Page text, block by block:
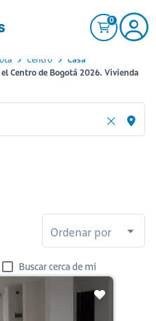
0
Centro
Casa
Centro de Bogotá 2026. Vivienda
Ordenar por
Buscar cerca de mi